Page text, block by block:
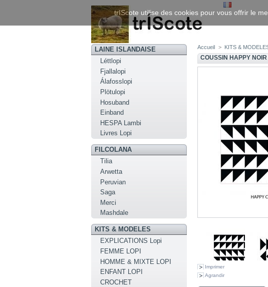
LAINE ISLANDAISE
Léttlopi
Fjallalopi
Álafosslopi
Plötulopi
Hosuband
Einband
HESPA Lambi
Livres Lopi
FILCOLANA
Tilia
Arwetta
Peruvian
Saga
Merci
Mashdale
KITS & MODELES
EXPLICATIONS Lopi
FEMME LOPI
HOMME & MIXTE LOPI
ENFANT LOPI
CROCHET
Accueil > KITS &
COUSSIN HAPPY
Imprimer
Agrandir
trIScote utilise des cookies pour vous offrir le